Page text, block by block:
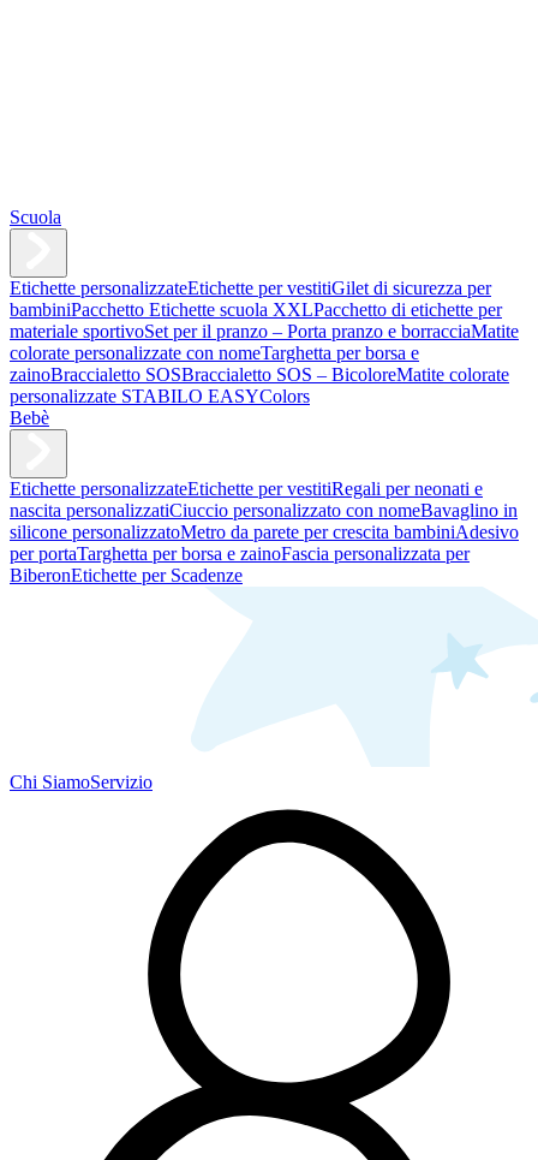
Scuola
Etichette personalizzateEtichette per vestitiGilet di sicurezza per
bambiniPacchetto Etichette scuola XXLPacchetto di etichette per
materiale sportivoSet per il pranzo – Porta pranzo e borracciaMatite
colorate personalizzate con nomeTarghetta per borsa e
zainoBraccialetto SOSBraccialetto SOS – BicoloreMatite colorate
personalizzate STABILO EASYColors
Bebè
Etichette personalizzateEtichette per vestitiRegali per neonati e
nascita personalizzatiCiuccio personalizzato con nomeBavaglino in
silicone personalizzatoMetro da parete per crescita bambiniAdesivo
per portaTarghetta per borsa e zainoFascia personalizzata per
BiberonEtichette per Scadenze
Chi SiamoServizio